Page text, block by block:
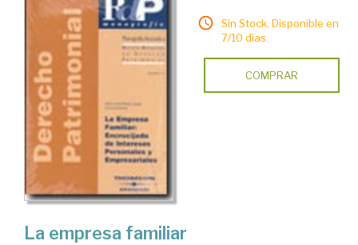
Sin Stock. Disponible en
7/10 días.
COMPRAR
La empresa familiar